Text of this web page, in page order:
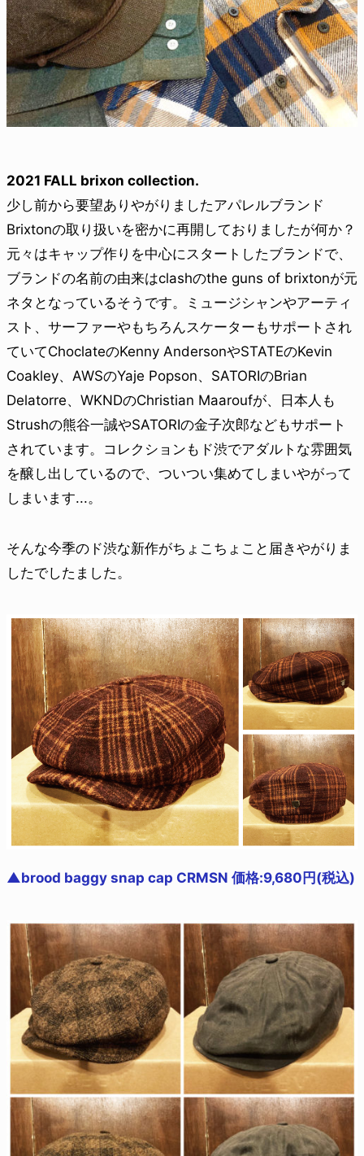
2021 FALL brixon collection.
少し前から要望ありやがりましたアパレルブランド
Brixtonの取り扱いを密かに再開しておりましたが何か？
元々はキャップ作りを中心にスタートしたブランドで、
ブランドの名前の由来はclashのthe guns of brixtonが元
ネタとなっているそうです。ミュージシャンやアーティ
スト、サーファーやもちろんスケーターもサポートされ
ていてChoclateのKenny AndersonやSTATEのKevin
Coakley、AWSのYaje Popson、SATORIのBrian
Delatorre、WKNDのChristian Maaroufが、日本人も
Strushの熊谷一誠やSATORIの金子次郎などもサポート
されています。コレクションもド渋でアダルトな雰囲気
を醸し出しているので、ついつい集めてしまいやがって
しまいます...。
そんな今季のド渋な新作がちょこちょこと届きやがりま
したでしたました。
▲brood baggy snap cap CRMSN 価格:9,680円(税込)